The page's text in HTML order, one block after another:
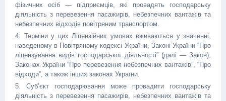
фізичних осіб — підприємців, які провадять господарську
діяльність з перевезення пасажирів, небезпечних вантажів та
небезпечних відходів повітряним транспортом.
4. Терміни у цих Ліцензійних умовах вживаються у значенні,
наведеному в Повітряному кодексі України, Законі України “Про
ліцензування видів господарської діяльності” (далі — Закон),
Законах України “Про перевезення небезпечних вантажів”, “Про
відходи”, а також інших законах України.
5. Суб’єкт господарювання може провадити господарську
діяльність з перевезення пасажирів, небезпечних вантажів та